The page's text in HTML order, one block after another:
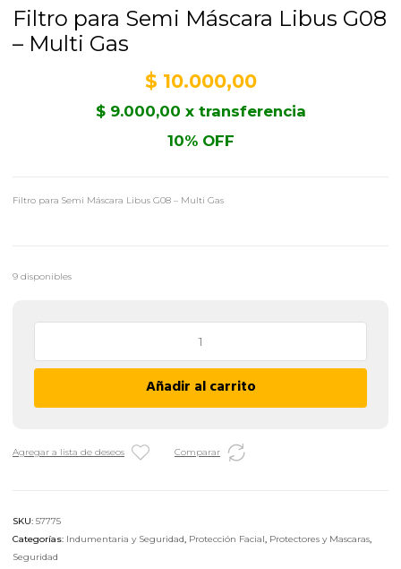
Filtro para Semi Máscara Libus G08
– Multi Gas
$ 10.000,00
$9.000,00 x transferencia
10% OFF
Filtro para Semi Máscara Libus G08 – Multi Gas
9 disponibles
Semi
Libus
-
Añadir al carrito
Agregar a lista de deseos Comparar
SKU: 57775
Categorías: Indumentaria y Seguridad, Protección Facial, Protectores y Mascaras,
Seguridad